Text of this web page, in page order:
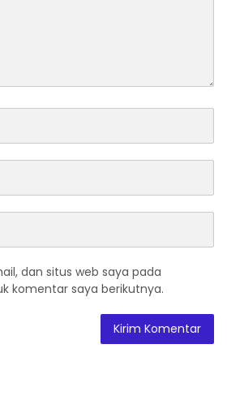
dan situs web saya pada
komentar saya berikutnya.